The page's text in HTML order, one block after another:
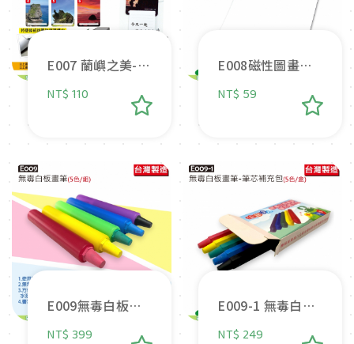
E007 蘭嶼之美-磁
性便條紙(共六款)
NT$ 110
E008磁性圖畫紙
(A4)
NT$ 59
E009無毒白板畫
筆 (5色/組)
NT$ 399
E009-1 無毒白板
畫筆-筆芯補充包
NT$ 249